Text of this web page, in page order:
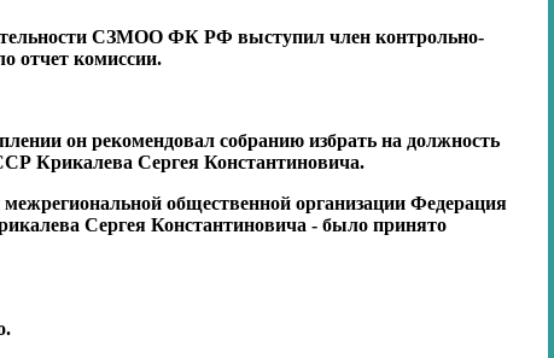
СЗМОО ФК РФ выступил член контрольно-
отчет комиссии.
он рекомендовал собранию избрать на должность
Крикалева Сергея Константиновича.
общественной организации Федерация
Сергея Константиновича - было принято